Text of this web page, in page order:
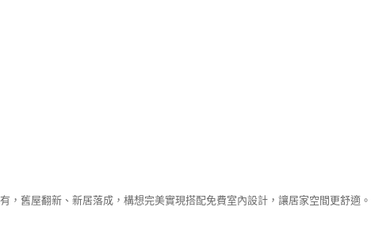
，舊屋翻新、新居落成，構想完美實現搭配免費室內設計，讓居家空間更舒適。